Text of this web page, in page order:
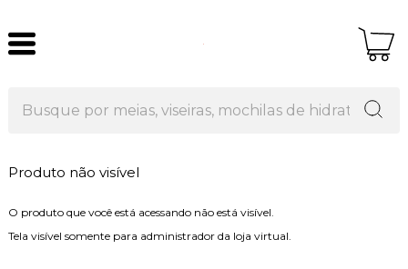
Produto não visível
O produto que você está acessando não está visível.
Tela visível somente para administrador da loja virtual.